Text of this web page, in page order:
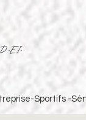
"EI"
Sportifs -